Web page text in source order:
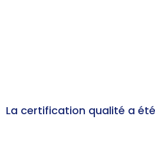
La certification qualité a été